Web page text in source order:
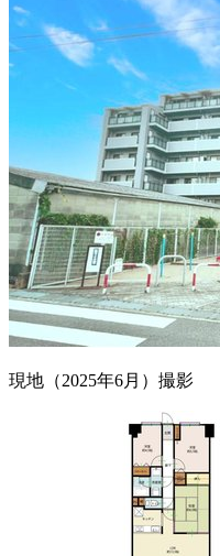
現地（2025年6月）撮影